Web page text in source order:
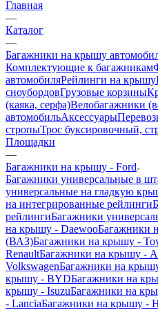
Главная
—
Каталог
—
Багажники на крышу
Комплектующие к багажникам
автомобиляРейлинги на крышу
сноубордовГрузовые корзины
(каяка, серфа)Велобагажники
автомобильАксессуары
стропыТрос буксировочный,
Площадки
—
Багажники на крышу - Ford
Багажники универсальные в
универсальные на гладкую
на интегрированные рейлинги
рейлингиБагажники
на крышу - DaewooБагажники
(ВАЗ)Багажники на крышу -
RenaultБагажники на крышу -
VolkswagenБагажники на
крышу - BYDБагажники на
крышу - IsuzuБагажники на
- LanciaБагажники на крышу -